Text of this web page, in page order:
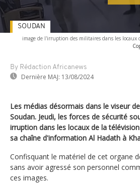
image de l'irruption des militaires dans les locaux
By Rédaction Africanews
Dernière MAJ: 13/08/2024
SOUDAN
Les médias désormais dans le viseur
Soudan. Jeudi, les forces de sécurité
irruption dans les locaux de la
sa chaîne d'information Al Hadath à
Confisquant le matériel de cet organe
sans avoir agressé son personnel
ces images.